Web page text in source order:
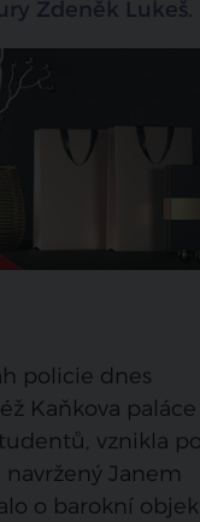
Zdeněk Lukeš.
policie dnes
Kaňkova
vznikla
Janem
o barokní